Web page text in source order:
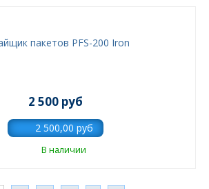
пакетов PFS-200 Iron
2 500 руб
В наличии